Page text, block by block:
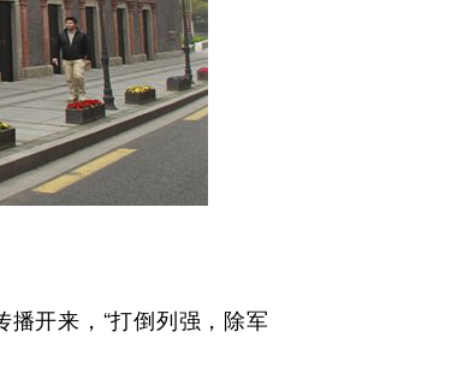
开来，“打倒列强，除军